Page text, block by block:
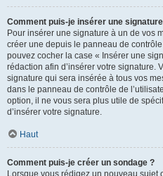
Comment puis-je insérer une
Pour insérer une signature à un de vos
créer une depuis le panneau de
pouvez cocher la case « Insérer une
rédaction afin d’insérer votre signature.
signature qui sera insérée à tous vos
dans le panneau de contrôle de
option, il ne vous sera plus utile de
d’insérer votre signature.
Haut
Comment puis-je créer un sondage ?
Lorsque vous rédigez un nouveau sujet